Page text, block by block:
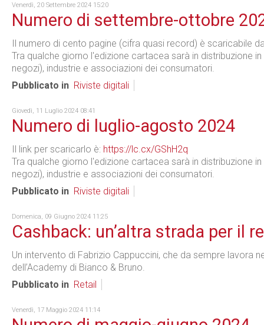
Venerdì, 20 Settembre 2024 15:20
Numero di settembre-ottobre
Il numero di cento pagine (cifra quasi record) è scaricabile
Tra qualche giorno l'edizione cartacea sarà in distribuzione
negozi), industrie e associazioni dei consumatori.
Pubblicato in Riviste digitali
Giovedì, 11 Luglio 2024 08:41
Numero di luglio-agosto 2024
Il link per scaricarlo è: https://lc.cx/GShH2q
Tra qualche giorno l'edizione cartacea sarà in distribuzione
negozi), industrie e associazioni dei consumatori.
Pubblicato in Riviste digitali
Domenica, 09 Giugno 2024 11:25
Cashback: un’altra strada per il
Un intervento di Fabrizio Cappuccini, che da sempre lavora
dell’Academy di Bianco & Bruno.
Pubblicato in Retail
Venerdì, 17 Maggio 2024 11:14